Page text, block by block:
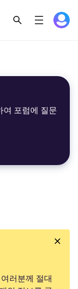
여 포럼에 질문
러분께 절대